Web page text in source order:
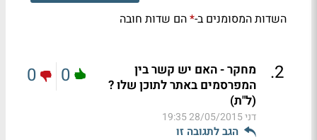
השדות המסומנים ב-*הם שדות חובה
2
.
מחקר - האם יש קשר בין
המפרסמים באתר לתוכן שלו ?
(ל"ת)
דני28/05/2015 19:35
הגב לתגובה זו
0
0